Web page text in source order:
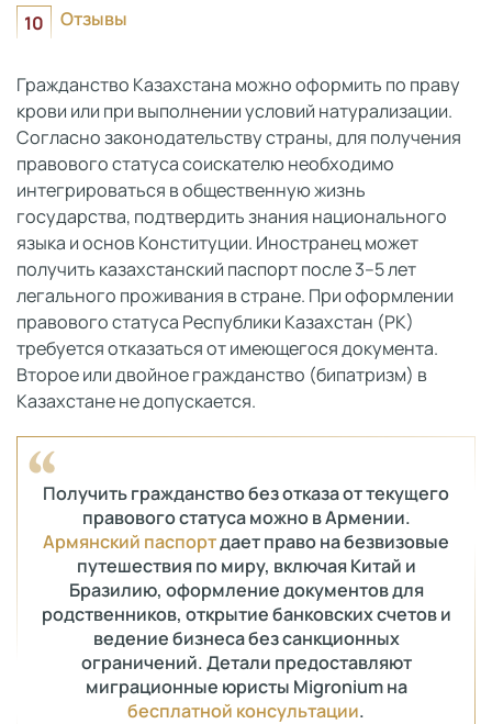
Отзывы
Гражданство Казахстана можно оформить по праву
крови или при выполнении условий натурализации.
Согласно законодательству страны, для получения
правового статуса соискателю необходимо
интегрироваться в общественную жизнь
государства, подтвердить знания национального
языка и основ Конституции. Иностранец может
получить казахстанский паспорт после 3–5 лет
легального проживания в стране. При оформлении
правового статуса Республики Казахстан (РК)
требуется отказаться от имеющегося документа.
Второе или двойное гражданство (бипатризм) в
Казахстане не допускается.
Получить гражданство без отказа от текущего
правового статуса можно в Армении.
Армянский паспортдает право на безвизовые
путешествия по миру, включая Китай и
Бразилию, оформление документов для
родственников, открытие банковских счетов и
ведение бизнеса без санкционных
ограничений. Детали предоставляют
миграционные юристы Migronium на
бесплатной консультации.